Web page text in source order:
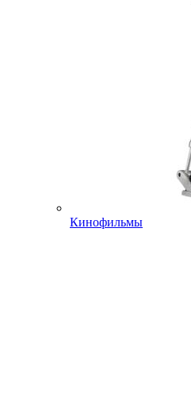
Кинофильмы